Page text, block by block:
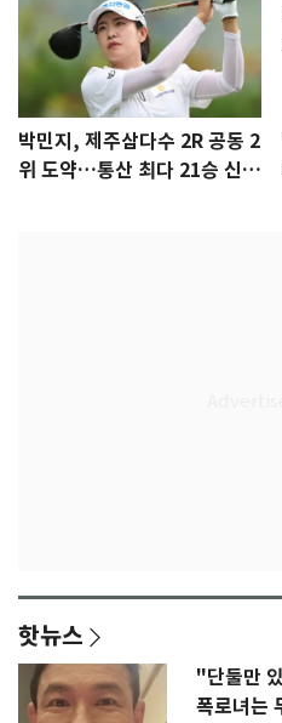
박민지, 제주삼다수 2R 공동 2
위 도약…통산 최다 21승 신기
핫뉴스
"단둘만
폭로녀는